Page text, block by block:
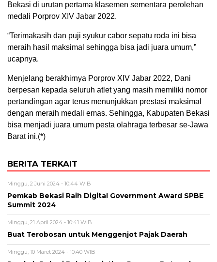
Bekasi di urutan pertama klasemen sementara perolehan
medali Porprov XIV Jabar 2022.
“Terimakasih dan puji syukur cabor sepatu roda ini bisa
meraih hasil maksimal sehingga bisa jadi juara umum,”
ucapnya.
Menjelang berakhirnya Porprov XIV Jabar 2022, Dani
berpesan kepada seluruh atlet yang masih memiliki nomor
pertandingan agar terus menunjukkan prestasi maksimal
dengan meraih medali emas. Sehingga, Kabupaten Bekasi
bisa menjadi juara umum pesta olahraga terbesar se-Jawa
Barat ini.(*)
BERITA TERKAIT
Minggu, 2 Juni 2024 - 10:44 WIB
Pemkab Bekasi Raih Digital Government Award SPBE
Summit 2024
Minggu, 21 April 2024 - 10:41 WIB
Buat Terobosan untuk Menggenjot Pajak Daerah
Minggu, 10 Maret 2024 - 10:40 WIB